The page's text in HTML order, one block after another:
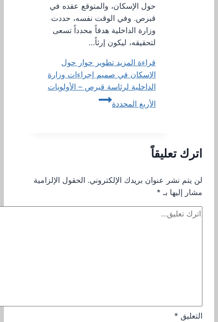
حول الإسكان، والمتوقع عقده في
قبرص. وفي الوقت نفسه، حددت
وزارة الداخلية هدفاً محدداً تسعى
لتحقيقه، ليكون إرثاً…
قراءة المزيد تطوير حوار حول
الإسكان في صميم إجراءات وزارة
الداخلية لرئاسة قبرص – الأولويات
الأربع المحددة
اترك تعليقاً
لن يتم نشر عنوان بريدك الإلكتروني. الحقول الإلزامية
مشار إليها بـ *
التعليق *